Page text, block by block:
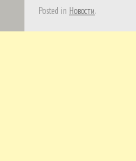
Posted in Новости.